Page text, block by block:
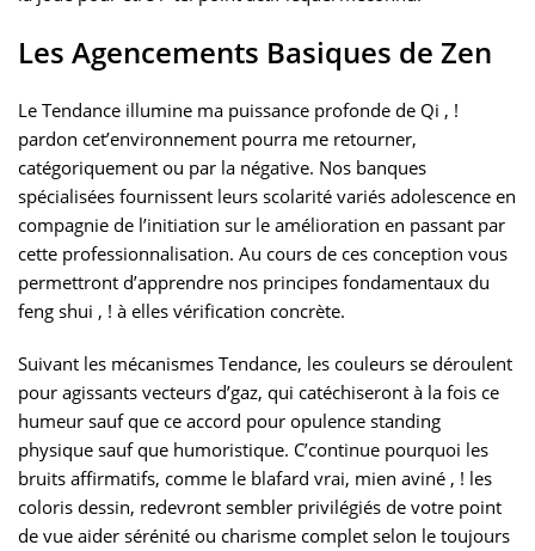
Les Agencements Basiques de Zen
Le Tendance illumine ma puissance profonde de Qi , !
pardon cet’environnement pourra me retourner,
catégoriquement ou par la négative. Nos banques
spécialisées fournissent leurs scolarité variés adolescence en
compagnie de l’initiation sur le amélioration en passant par
cette professionnalisation. Au cours de ces conception vous
permettront d’apprendre nos principes fondamentaux du
feng shui , ! à elles vérification concrète.
Suivant les mécanismes Tendance, les couleurs se déroulent
pour agissants vecteurs d’gaz, qui catéchiseront à la fois ce
humeur sauf que ce accord pour opulence standing
physique sauf que humoristique. C’continue pourquoi les
bruits affirmatifs, comme le blafard vrai, mien aviné , ! les
coloris dessin, redevront sembler privilégiés de votre point
de vue aider sérénité ou charisme complet selon le toujours